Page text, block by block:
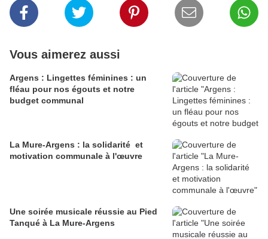
Vous aimerez aussi
Argens : Lingettes féminines : un
fléau pour nos égouts et notre
budget communal
La Mure-Argens : la solidarité et
motivation communale à l'œuvre
Une soirée musicale réussie au Pied
Tanqué à La Mure-Argens